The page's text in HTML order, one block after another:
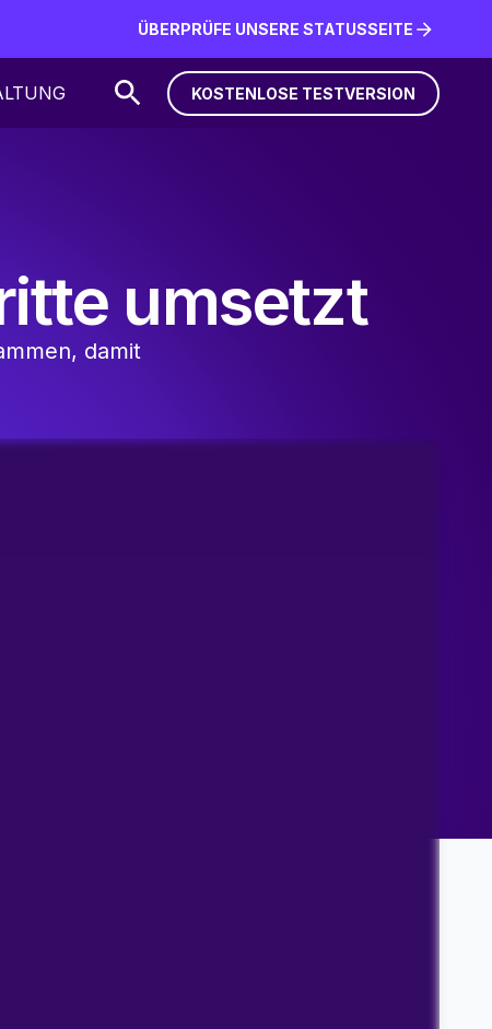
ÜBERPRÜFE UNSERE STATUSSEITE
KOSTENLOSE TESTVERSION
KOSTENLOSE TESTVERSION
umsetzt
damit
TESTVERSION